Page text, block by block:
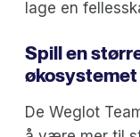
lage en
Spill en
økosystemet
De Weglot